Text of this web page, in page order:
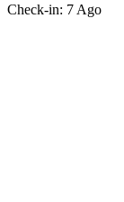
Check-in: 7 Ago